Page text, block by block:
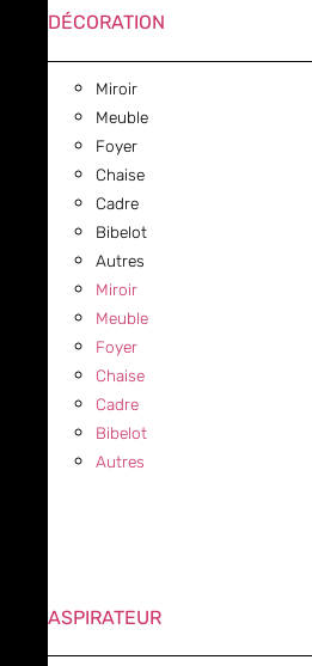
DÉCORATION
Miroir
Meuble
Foyer
Chaise
Cadre
Bibelot
Autres
Miroir
Meuble
Foyer
Chaise
Cadre
Bibelot
Autres
ASPIRATEUR